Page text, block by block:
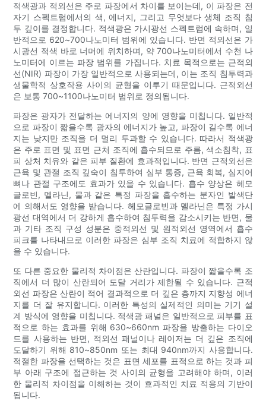
적색광과 적외선은 주로 파장에서 차이를 보이는데, 이 파장은 전
자기 스펙트럼에서의 색, 에너지, 그리고 무엇보다 생체 조직 침
투 깊이를 결정합니다. 적색광은 가시광선 스펙트럼에 속하며, 일
반적으로 620~700나노미터 범위에 있습니다. 반면 적외선은 가
시광선 적색 바로 너머에 위치하며, 약 700나노미터에서 수천 나
노미터에 이르는 파장 범위를 가집니다. 치료 목적으로는 근적외
선(NIR) 파장이 가장 일반적으로 사용되는데, 이는 조직 침투력과
생물학적 상호작용 사이의 균형을 이루기 때문입니다. 근적외선
은 보통 700~1100나노미터 범위로 정의됩니다.
파장은 광자가 전달하는 에너지의 양에 영향을 미칩니다. 일반적
으로 파장이 짧을수록 광자의 에너지가 높고, 파장이 길수록 에너
지는 낮지만 조직을 더 멀리 투과할 수 있습니다. 따라서 적색광
은 주로 표면 및 표면 근처 조직에 흡수되므로 주름, 색소침착, 표
피 상처 치유와 같은 피부 질환에 효과적입니다. 반면 근적외선은
근육 및 관절 조직 깊숙이 침투하여 심부 통증, 근육 회복, 심지어
뼈나 관절 구조에도 효과가 있을 수 있습니다. 흡수 양상은 헤모
글로빈, 멜라닌, 물과 같은 특정 파장을 흡수하는 분자인 발색단
에 의해서도 영향을 받습니다. 헤모글로빈과 멜라닌은 특정 가시
광선 대역에서 더 강하게 흡수하여 침투력을 감소시키는 반면, 물
과 기타 조직 구성 성분은 중적외선 및 원적외선 영역에서 흡수
피크를 나타내므로 이러한 파장은 심부 조직 치료에 적합하지 않
을 수 있습니다.
또 다른 중요한 물리적 차이점은 산란입니다. 파장이 짧을수록 조
직에서 더 많이 산란되어 도달 거리가 제한될 수 있습니다. 근적
외선 파장은 산란이 적어 결과적으로 더 깊은 층까지 지향성 에너
지를 더 잘 유지합니다. 이러한 특성의 실제적인 의미는 기기 설
계 방식에 영향을 미칩니다. 적색광 패널은 일반적으로 피부를 표
적으로 하는 효과를 위해 630~660nm 파장을 방출하는 다이오
드를 사용하는 반면, 적외선 패널이나 레이저는 더 깊은 조직에
도달하기 위해 810~850nm 또는 최대 940nm까지 사용합니다.
적절한 파장을 선택하는 것은 표면 세포를 표적으로 하는 것과 피
부 아래 구조에 접근하는 것 사이의 균형을 고려해야 하며, 이러
한 물리적 차이점을 이해하는 것이 효과적인 치료 적용의 기반이
됩니다.